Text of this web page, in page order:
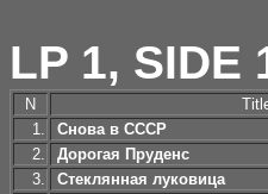
LP 1, SIDE
N
1.
Снова в СССР
2.
Дорогая Пруденс
3.
Стеклянная луковица